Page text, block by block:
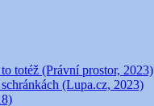
totéž (Právní prostor, 2023)
(Lupa.cz, 2023)